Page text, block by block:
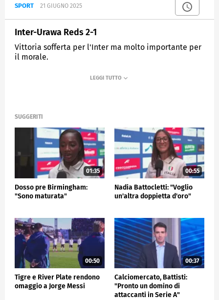
SPORT 21 GIUGNO 2025
Inter-Urawa Reds 2-1
Vittoria sofferta per l'Inter ma molto importante per
il morale.
SPORTMEDIASET
SUGGERITI
01:35
Dosso pre Birmingham:
"Sono maturata"
00:55
Nadia Battocletti: "Voglio
un'altra doppietta d'oro"
00:50
Tigre e River Plate rendono
omaggio a Jorge Messi
00:37
Calciomercato, Battisti:
"Pronto un domino di
attaccanti in Serie A"